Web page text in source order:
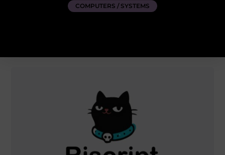
COMPUTERS / SYSTEMS